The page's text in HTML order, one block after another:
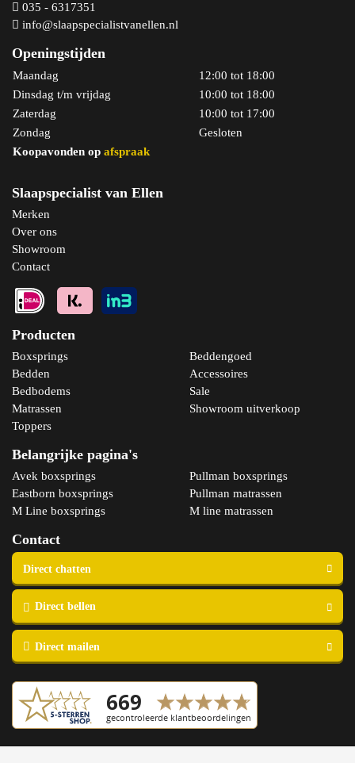
035 - 6317351
info@slaapspecialistvanellen.nl
Openingstijden
Maandag
12:00 tot 18:00
Dinsdag t/m vrijdag
10:00 tot 18:00
Zaterdag
10:00 tot 17:00
Zondag
Gesloten
Koopavonden op afspraak
Slaapspecialist van Ellen
Merken
Over ons
Showroom
Contact
Producten
Boxsprings
Bedden
Bedbodems
Matrassen
Toppers
Beddengoed
Accessoires
Sale
Showroom uitverkoop
Belangrijke pagina's
Avek boxsprings
Eastborn boxsprings
M Line boxsprings
Pullman boxsprings
Pullman matrassen
M line matrassen
Contact